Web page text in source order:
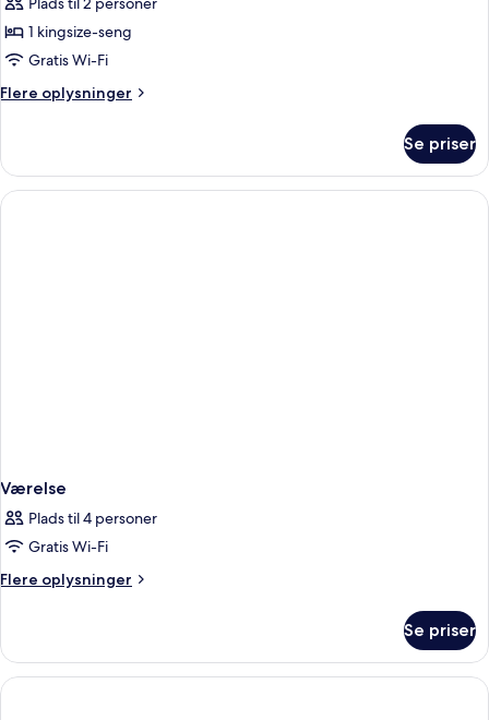
af
Deluxe
King
Room
1 kingsize-seng
Gratis Wi-Fi
Flere oplysninger
Flere
King
Room
Se priser
Værelse
Plads til 4 personer
Gratis Wi-Fi
Flere oplysninger
Flere
Se priser